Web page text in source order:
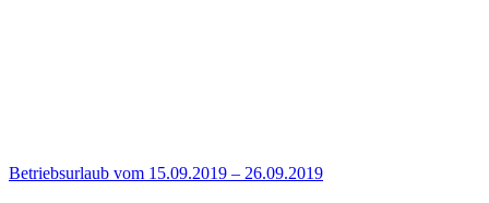
Betriebsurlaub vom 15.09.2019 – 26.09.2019